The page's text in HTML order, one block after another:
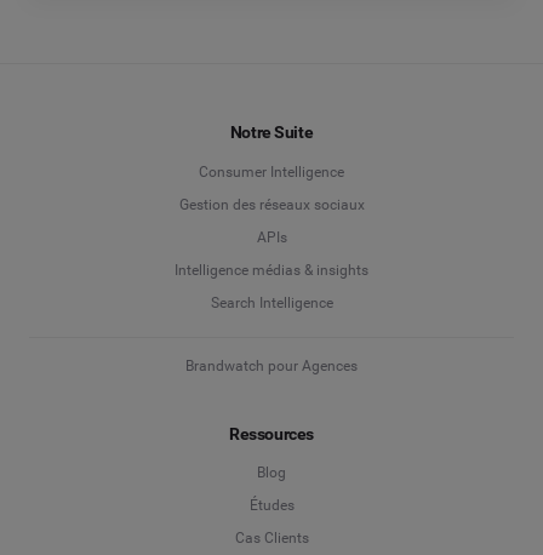
Notre Suite
Consumer Intelligence
Gestion des réseaux sociaux
APIs
Intelligence médias & insights
Search Intelligence
Brandwatch pour Agences
Ressources
Blog
Études
Cas Clients